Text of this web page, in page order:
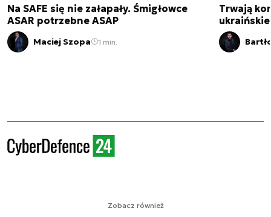
Na SAFE się nie załapały. Śmigłowce
ASAR potrzebne ASAP
Maciej Szopa 1 min.
Trwają
Zobacz również